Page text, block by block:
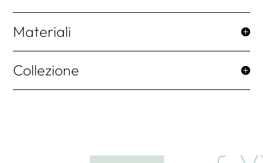
Materiali
Collezione